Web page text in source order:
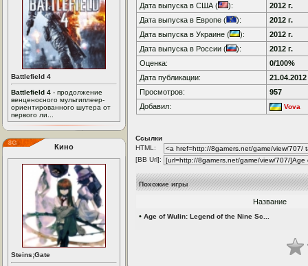
Battlefield 4
Battlefield 4 - продолжение
венценосного мультиплеер-
ориентированного шутера от
первого ли...
Кино
Steins;Gate
Дата выпуска в США (
):
2012 г.
Дата выпуска в Европе (
):
2012 г.
Дата выпуска в Украине (
):
2012 г.
Дата выпуска в России (
):
2012 г.
Оценка:
0/100%
Дата публикации:
21.04.2012
Просмотров:
957
Добавил:
Vova
Ссылки
HTML:
[BB Url]:
Похожие игры
Название
• Age of Wulin: Legend of the Nine Sc...